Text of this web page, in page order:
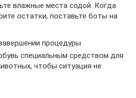
влажные места содой. Когда
остатки, поставьте боты на
процедуры
специальным средством для
чтобы ситуация не